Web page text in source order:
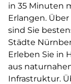
in 35 Minuten
Erlangen.
sind Sie
Städte
Erleben Sie in
aus
Infrastruktur.